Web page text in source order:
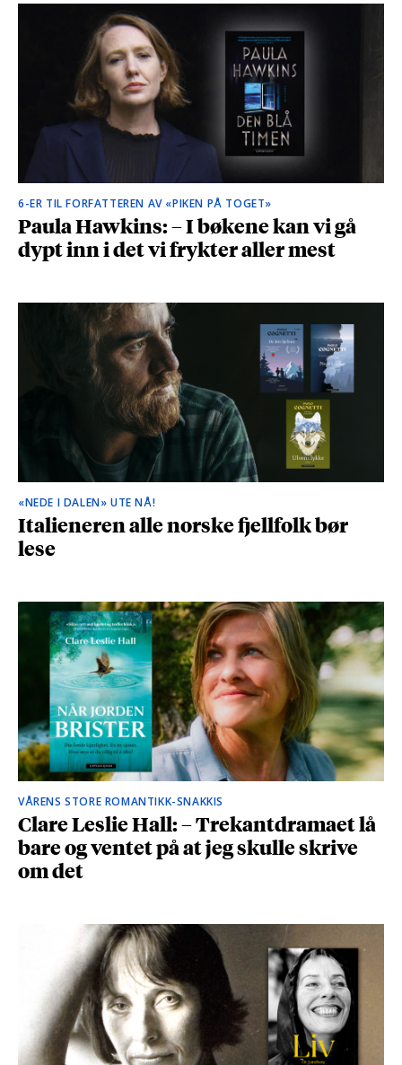
6-ER TIL FORFATTEREN AV «PIKEN PÅ TOGET»
Paula Hawkins: – I bøkene kan vi gå
dypt inn i det vi frykter aller mest
«NEDE I DALEN» UTE NÅ!
Italieneren alle norske fjellfolk bør
lese
VÅRENS STORE ROMANTIKK-SNAKKIS
Clare Leslie Hall: – Trekantdramaet lå
bare og ventet på at jeg skulle skrive
om det